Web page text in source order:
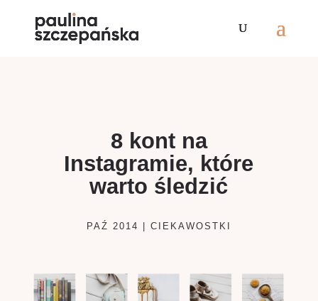
8 kont na
Instagramie, które
warto śledzić
PAŹ 2014 CIEKAWOSTKI